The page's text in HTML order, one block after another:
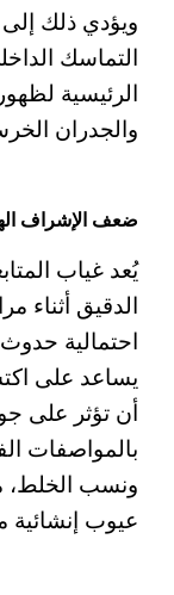
ويؤدي ذلك
التماسك
الرئيسية
والجدران
ضعف الإشراف
يُعد غياب
الدقيق أثناء
احتمالية
يساعد على
أن تؤثر على
بالمواصفات
ونسب الخلط،
عيوب إنشائية